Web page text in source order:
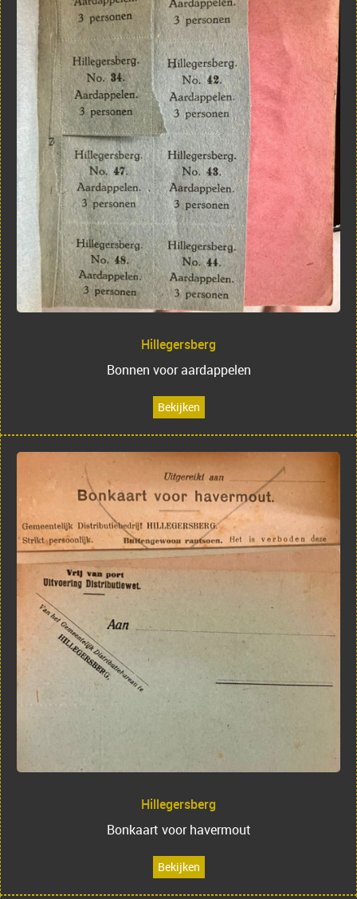
Hillegersberg
Bonnen voor aardappelen
Bekijken
Hillegersberg
Bonkaart voor havermout
Bekijken